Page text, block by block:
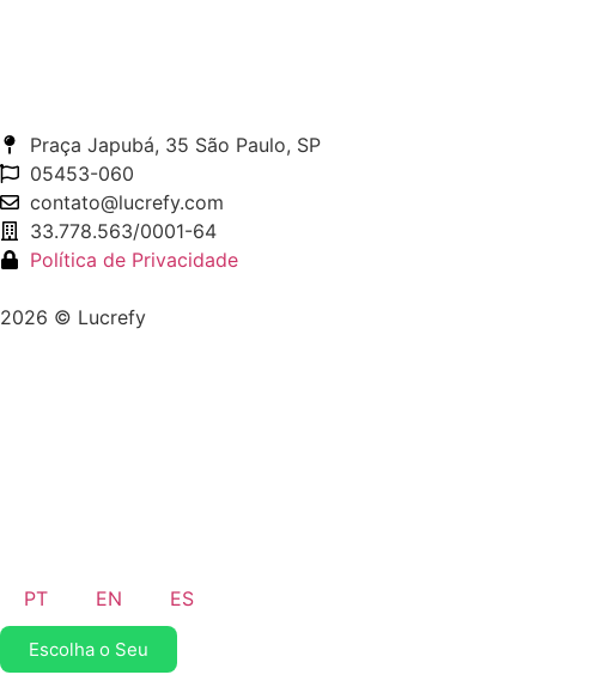
Praça Japubá, 35 São Paulo, SP
05453-060
contato@lucrefy.com
33.778.563/0001-64
Política de Privacidade
2026 © Lucrefy
PT EN ES
Escolha o Seu